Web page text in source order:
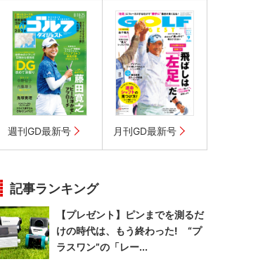
週刊GD最新号 月刊GD最新号
記事ランキング
【プレゼント】ピンまでを測るだ
けの時代は、もう終わった! “プ
ラスワン”の「レー...